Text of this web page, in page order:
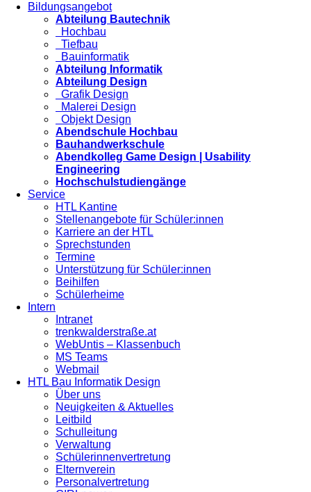
Bildungsangebot
Abteilung Bautechnik
Hochbau
Tiefbau
Bauinformatik
Abteilung Informatik
Abteilung Design
Grafik Design
Malerei Design
Objekt Design
Abendschule Hochbau
Bauhandwerkschule
Abendkolleg Game Design | Usability
Engineering
Hochschulstudiengänge
Service
HTL Kantine
Stellenangebote für Schüler:innen
Karriere an der HTL
Sprechstunden
Termine
Unterstützung für Schüler:innen
Beihilfen
Schülerheime
Intern
Intranet
trenkwalderstraße.at
WebUntis – Klassenbuch
MS Teams
Webmail
HTL Bau Informatik Design
Über uns
Neuigkeiten & Aktuelles
Leitbild
Schulleitung
Verwaltung
Schülerinnenvertretung
Elternverein
Personalvertretung